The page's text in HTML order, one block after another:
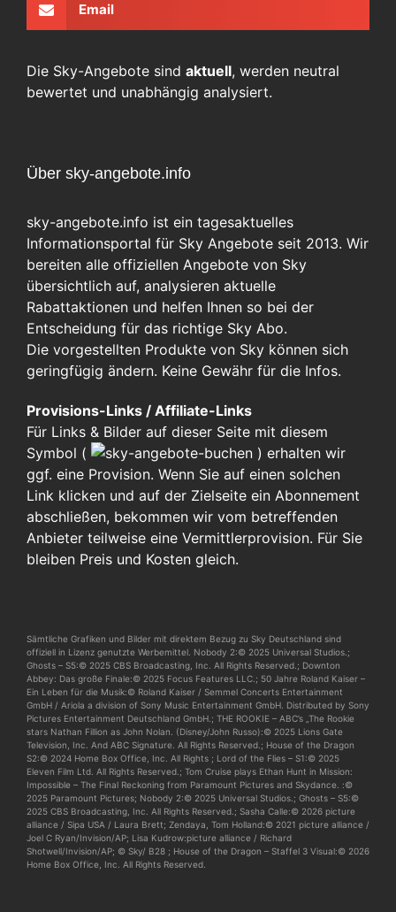
Email
Die Sky-Angebote sind aktuell, werden neutral
bewertet und unabhängig analysiert.
Über sky-angebote.info
sky-angebote.info ist ein tagesaktuelles
Informationsportal für Sky Angebote seit 2013. Wir
bereiten alle offiziellen Angebote von Sky
übersichtlich auf, analysieren aktuelle
Rabattaktionen und helfen Ihnen so bei der
Entscheidung für das richtige Sky Abo.
Die vorgestellten Produkte von Sky können sich
geringfügig ändern. Keine Gewähr für die Infos.
Provisions-Links / Affiliate-Links
Für Links & Bilder auf dieser Seite mit diesem
Symbol (
) erhalten wir
ggf. eine Provision. Wenn Sie auf einen solchen
Link klicken und auf der Zielseite ein Abonnement
abschließen, bekommen wir vom betreffenden
Anbieter teilweise eine Vermittlerprovision. Für Sie
bleiben Preis und Kosten gleich.
Sämtliche Grafiken und Bilder mit direktem Bezug zu Sky Deutschland sind
offiziell in Lizenz genutzte Werbemittel. Nobody 2:© 2025 Universal Studios.;
Ghosts – S5:© 2025 CBS Broadcasting, Inc. All Rights Reserved.; Downton
Abbey: Das große Finale:© 2025 Focus Features LLC.; 50 Jahre Roland Kaiser –
Ein Leben für die Musik:© Roland Kaiser / Semmel Concerts Entertainment
GmbH / Ariola a division of Sony Music Entertainment GmbH. Distributed by Sony
Pictures Entertainment Deutschland GmbH.; THE ROOKIE – ABC’s „The Rookie
stars Nathan Fillion as John Nolan. (Disney/John Russo):© 2025 Lions Gate
Television, Inc. And ABC Signature. All Rights Reserved.; House of the Dragon
S2:© 2024 Home Box Office, Inc. All Rights ; Lord of the Flies – S1:© 2025
Eleven Film Ltd. All Rights Reserved.; Tom Cruise plays Ethan Hunt in Mission:
Impossible – The Final Reckoning from Paramount Pictures and Skydance. :©
2025 Paramount Pictures; Nobody 2:© 2025 Universal Studios.; Ghosts – S5:©
2025 CBS Broadcasting, Inc. All Rights Reserved.; Sasha Calle:© 2026 picture
alliance / Sipa USA / Laura Brett; Zendaya, Tom Holland:© 2021 picture alliance /
Joel C Ryan/Invision/AP; Lisa Kudrow:picture alliance / Richard
Shotwell/Invision/AP; © Sky/ B28 ; House of the Dragon – Staffel 3 Visual:© 2026
Home Box Office, Inc. All Rights Reserved.